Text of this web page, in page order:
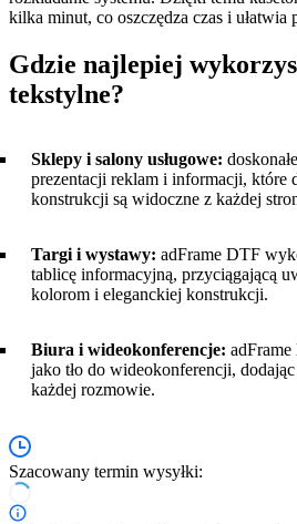
kilka minut, co oszczędza czas i ułatwia
Gdzie najlepiej
tekstylne?
Sklepy i salony usługowe:
prezentacji reklam i informacji, które
konstrukcji są widoczne z każdej
Targi i wystawy: adFrame DTF
tablicę informacyjną, przyciągającą
kolorom i eleganckiej konstrukcji.
Biura i wideokonferencje:
jako tło do wideokonferencji,
każdej rozmowie.
Szacowany termin wysyłki: